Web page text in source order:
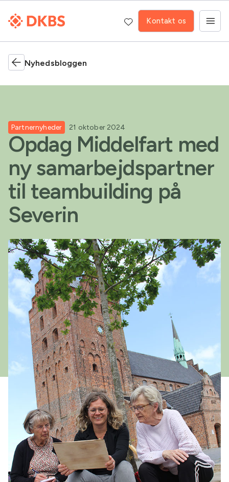
Kontakt os
Nyhedsbloggen
Partnernyheder 21 oktober 2024
Opdag Middelfart med
ny samarbejdspartner
til teambuilding på
Severin